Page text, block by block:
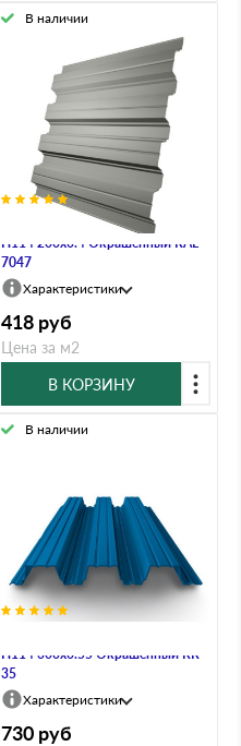
Профнастил Профлист-Металл
Н114 200х0.4 Окрашенный RAL
7047
В наличии
Характеристики
418 руб
Цена за м2
В КОРЗИНУ
Н114 300х0.55 Окрашенный RR
35
В наличии
Характеристики
730 руб